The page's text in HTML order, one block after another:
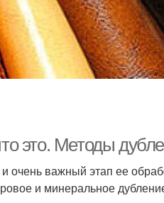
это. Методы
очень важный этап ее
и минеральное